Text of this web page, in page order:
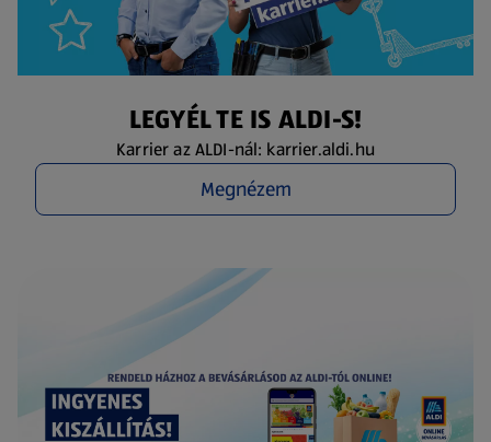
LEGYÉL TE IS ALDI-S!
Karrier az ALDI-nál: karrier.aldi.hu
Megnézem